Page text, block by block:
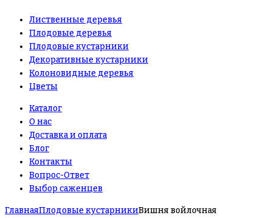
Лиственные деревья
Плодовые деревья
Плодовые кустарники
Декоративные кустарники
Колоновидные деревья
Цветы
Каталог
О нас
Доставка и оплата
Блог
Контакты
Вопрос-Ответ
Выбор саженцев
ГлавнаяПлодовые кустарникиВишня войлочная